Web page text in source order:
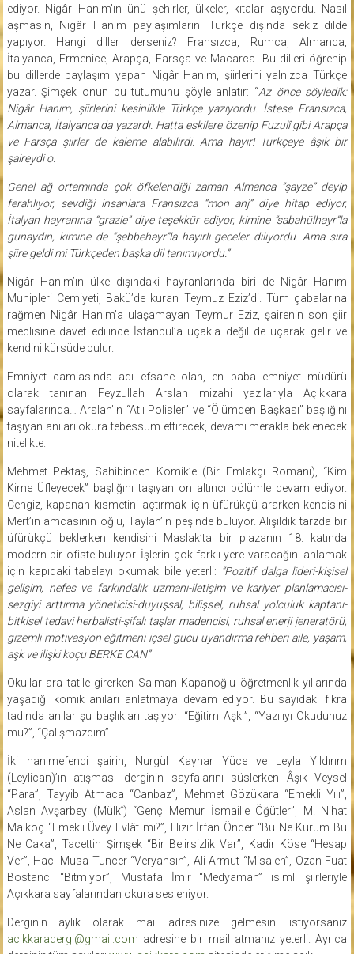
ediyor. Nigâr Hanım’ın ünü şehirler, ülkeler, kıtalar aşıyordu. Nasıl
aşmasın, Nigâr Hanım paylaşımlarını Türkçe dışında sekiz dilde
yapıyor. Hangi diller derseniz? Fransızca, Rumca, Almanca,
İtalyanca, Ermenice, Arapça, Farsça ve Macarca. Bu dilleri öğrenip
bu dillerde paylaşım yapan Nigâr Hanım, şiirlerini yalnızca Türkçe
yazar. Şimşek onun bu tutumunu şöyle anlatır: “Az önce söyledik:
Nigâr Hanım, şiirlerini kesinlikle Türkçe yazıyordu. İstese Fransızca,
Almanca, İtalyanca da yazardı. Hatta eskilere özenip Fuzulî gibi Arapça
ve Farsça şiirler de kaleme alabilirdi. Ama hayır! Türkçeye âşık bir
şaireydi o.
Genel ağ ortamında çok öfkelendiği zaman Almanca “şayze” deyip
ferahlıyor, sevdiği insanlara Fransızca “mon anj” diye hitap ediyor,
İtalyan hayranına “grazie” diye teşekkür ediyor, kimine “sabahülhayr”la
günaydın, kimine de “şebbehayr”la hayırlı geceler diliyordu. Ama sıra
şiire geldi mi Türkçeden başka dil tanımıyordu.”
Nigâr Hanım’ın ülke dışındaki hayranlarında biri de Nigâr Hanım
Muhipleri Cemiyeti, Bakü’de kuran Teymuz Eziz’di. Tüm çabalarına
rağmen Nigâr Hanım’a ulaşamayan Teymur Eziz, şairenin son şiir
meclisine davet edilince İstanbul’a uçakla değil de uçarak gelir ve
kendini kürsüde bulur.
Emniyet camiasında adı efsane olan, en baba emniyet müdürü
olarak tanınan Feyzullah Arslan mizahi yazılarıyla Açıkkara
sayfalarında… Arslan’ın “Atlı Polisler” ve “Ölümden Başkası” başlığını
taşıyan anıları okura tebessüm ettirecek, devamı merakla beklenecek
nitelikte.
Mehmet Pektaş, Sahibinden Komik’e (Bir Emlakçı Romanı), “Kim
Kime Üfleyecek” başlığını taşıyan on altıncı bölümle devam ediyor.
Cengiz, kapanan kısmetini açtırmak için üfürükçü ararken kendisini
Mert’in amcasının oğlu, Taylan’ın peşinde buluyor. Alışıldık tarzda bir
üfürükçü beklerken kendisini Maslak’ta bir plazanın 18. katında
modern bir ofiste buluyor. İşlerin çok farklı yere varacağını anlamak
için kapıdaki tabelayı okumak bile yeterli: “Pozitif dalga lideri-kişisel
gelişim, nefes ve farkındalık uzmanı-iletişim ve kariyer planlamacısı-
sezgiyi arttırma yöneticisi-duyuşsal, bilişsel, ruhsal yolculuk kaptanı-
bitkisel tedavi herbalisti-şifalı taşlar madencisi, ruhsal enerji jeneratörü,
gizemli motivasyon eğitmeni-içsel gücü uyandırma rehberi-aile, yaşam,
aşk ve ilişki koçu BERKE CAN”
Okullar ara tatile girerken Salman Kapanoğlu öğretmenlik yıllarında
yaşadığı komik anıları anlatmaya devam ediyor. Bu sayıdaki fıkra
tadında anılar şu başlıkları taşıyor: “Eğitim Aşkı”, “Yazılıyı Okudunuz
mu?”, “Çalışmazdım”
İki hanımefendi şairin, Nurgül Kaynar Yüce ve Leyla Yıldırım
(Leylican)’ın atışması derginin sayfalarını süslerken Âşık Veysel
“Para”, Tayyib Atmaca “Canbaz”, Mehmet Gözükara “Emekli Yılı”,
Aslan Avşarbey (Mülkî) “Genç Memur İsmail’e Öğütler”, M. Nihat
Malkoç “Emekli Üvey Evlât mı?”, Hızır İrfan Önder “Bu Ne Kurum Bu
Ne Caka”, Tacettin Şimşek “Bir Belirsizlik Var”, Kadir Köse “Hesap
Ver”, Hacı Musa Tuncer “Veryansın”, Ali Armut “Misalen”, Ozan Fuat
Bostancı “Bitmiyor”, Mustafa İmir “Medyaman” isimli şiirleriyle
Açıkkara sayfalarından okura sesleniyor.
Derginin aylık olarak mail adresinize gelmesini istiyorsanız
acikkaradergi@gmail.com adresine bir mail atmanız yeterli. Ayrıca